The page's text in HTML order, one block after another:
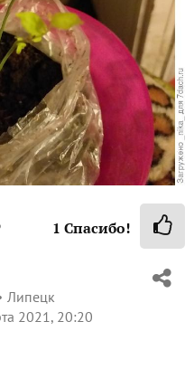
1 Спасибо!
Липецк
2021, 20:20